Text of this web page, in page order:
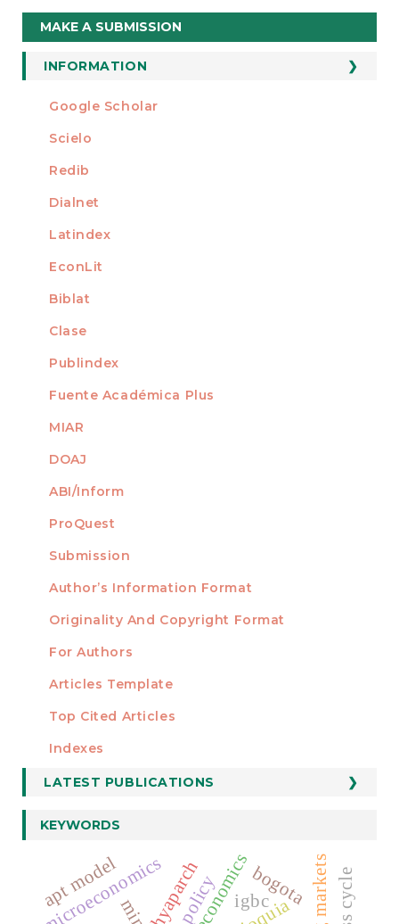
Make
a
Submission
MAKE A SUBMISSION
INFORMATION
For Readers
For Librarians
INDEXED AT
Google Scholar
Scielo
Redib
Dialnet
Latindex
EconLit
Biblat
Clase
Publindex
Fuente Académica Plus
MIAR
DOAJ
ABI/Inform
ProQuest
AUTHORS
Submission
Author’s Information Format
Originality And Copyright Format
For Authors
Articles Template
STATISTICS
Top Cited Articles
Indexes
LATEST PUBLICATIONS
KEYWORDS
microeconomics igbc
hyaparch
apt model bogota